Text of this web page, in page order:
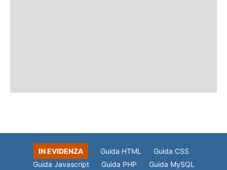
IN EVIDENZA Guida HTML
Guida CSS
Guida Javascript
Guida PHP
Guida MySQL